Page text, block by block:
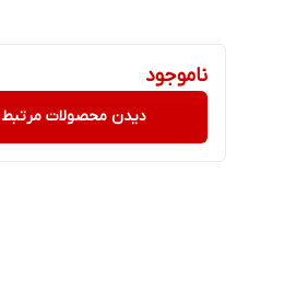
ناموجود
دیدن محصولات مرتبط